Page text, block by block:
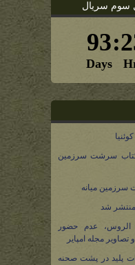
سوم سریال
کتاب سرشت سرزمین
میانه
شد
الروس، عدم حضور
مجله امپایر
پلید در پشت صحنه